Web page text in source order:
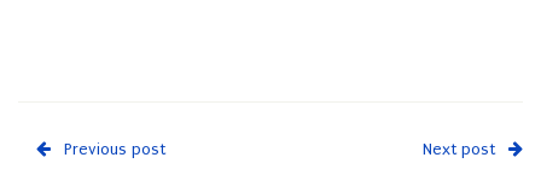
Previous post Next post